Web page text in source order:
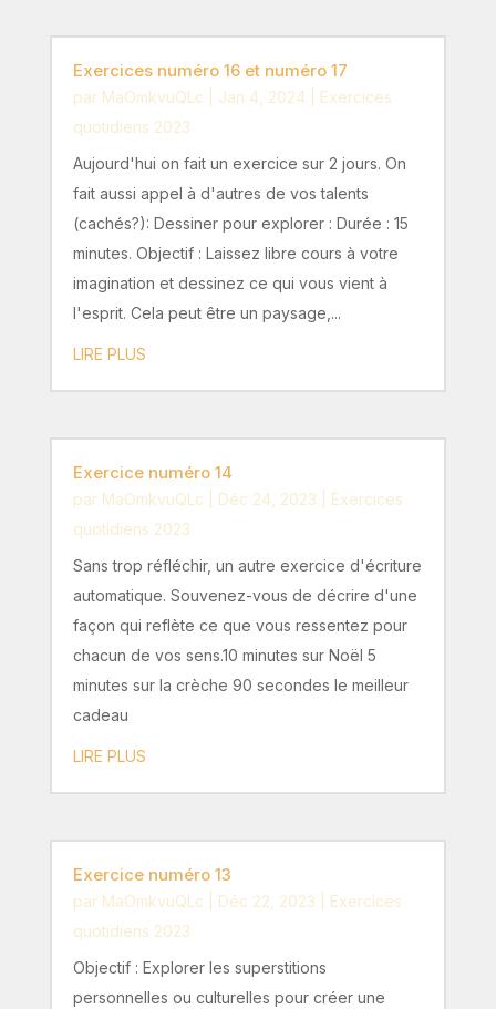
Exercices numéro 16 et numéro 17
par MaOmkvuQLc Jan 4, 2024
Exercices
quotidiens 2023
Aujourd'hui on fait un exercice sur 2 jours. On
fait aussi appel à d'autres de vos talents
(cachés?): Dessiner pour explorer : Durée : 15
minutes. Objectif : Laissez libre cours à votre
imagination et dessinez ce qui vous vient à
l'esprit. Cela peut être un paysage,...
LIRE PLUS
Exercice numéro 14
par MaOmkvuQLc Déc 24, 2023
Exercices
quotidiens 2023
Sans trop réfléchir, un autre exercice d'écriture
automatique. Souvenez-vous de décrire d'une
façon qui reflète ce que vous ressentez pour
chacun de vos sens.10 minutes sur Noël 5
minutes sur la crèche 90 secondes le meilleur
cadeau
LIRE PLUS
Exercice numéro 13
par MaOmkvuQLc Déc 22, 2023
Exercices
quotidiens 2023
Objectif : Explorer les superstitions
personnelles ou culturelles pour créer une